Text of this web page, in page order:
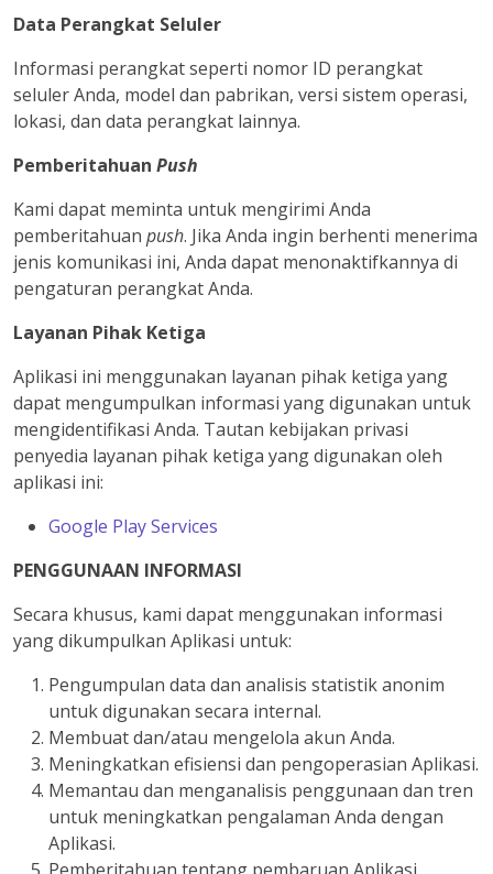
Data Perangkat Seluler
Informasi perangkat seperti nomor ID perangkat
seluler Anda, model dan pabrikan, versi sistem operasi,
lokasi, dan data perangkat lainnya.
Pemberitahuan Push
Kami dapat meminta untuk mengirimi Anda
pemberitahuan push. Jika Anda ingin berhenti menerima
jenis komunikasi ini, Anda dapat menonaktifkannya di
pengaturan perangkat Anda.
Layanan Pihak Ketiga
Aplikasi ini menggunakan layanan pihak ketiga yang
dapat mengumpulkan informasi yang digunakan untuk
mengidentifikasi Anda. Tautan kebijakan privasi
penyedia layanan pihak ketiga yang digunakan oleh
aplikasi ini:
Google Play Services
PENGGUNAAN INFORMASI
Secara khusus, kami dapat menggunakan informasi
yang dikumpulkan Aplikasi untuk:
Pengumpulan data dan analisis statistik anonim
untuk digunakan secara internal.
Membuat dan/atau mengelola akun Anda.
Meningkatkan efisiensi dan pengoperasian Aplikasi.
Memantau dan menganalisis penggunaan dan tren
untuk meningkatkan pengalaman Anda dengan
Aplikasi.